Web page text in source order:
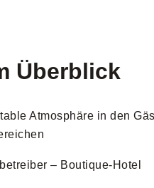
Überblick
Atmosphäre in den
– Boutique-Hotel